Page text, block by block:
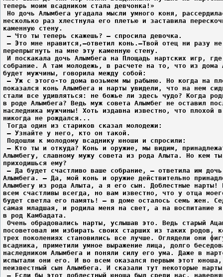
теперь моим всадником стала девчонка!»
Но дочь Алымбега угадала мысли умного коня,
несколько раз хлестнула его плетью и заставила
каменную стену.
– Что ты теперь скажешь? – спросила девочка.
– Это мне нравится,–ответил конь.–Твой отец ни разу не
перепрыгнуть на мне эту каменную стену.
И поскакала дочь Алымбега на Площадь нартских игр,
собрание. А там молодежь, в расчете на то, что из дома
будет мужчины, говорила между собой:
– Уж с этого-то дома возьмем мы рабыню. Но когда на
показался конь Алымбега и нарты увидели, что на нем
стали все удивляться: не божье ли здесь чудо? Когда
в роде Алымбега? Ведь муж совета Алымбег не оставил
наследника мужчины! Хоть издавна известно, что плохой
никогда не рождался...
Тогда один из стариков сказал молодежи:
– Узнайте у него, кто он такой.
Подошли к молодому всаднику юноши и спросили:
– Кто ты и откуда? Конь и оружие, мы видим,
Алымбегу, славному мужу совета из рода Алыта. Но кем ты
приходишься ему?
– Да будет счастливо ваше собрание, – ответила им дочь
Алымбега. – Да, мой конь и оружие действительно
Алымбегу из рода Алыта, а я его сын. Доблестные нарты!
всем счастливы всегда, но вам известно, что у отца
будет светла его память! – в доме осталось семь жен.
самая младшая, и родила меня на свет, а на воспитание
в род Камбадата.
Очень обрадовались нарты, услышав это. Ведь старый
посоветовал им избирать своих старших из таких родов,
трех поколениях становились все лучше. Оглядели они
всадника, приметили умное выражение лица, долго
наследником Алымбега и поняли силу его ума. Даже в
испытали они его. И во всем оказался первым этот юноша,
неизвестный сын Алымбега. И сказали тут некоторые
– Если бы этот доблестный юноша был среди нас,